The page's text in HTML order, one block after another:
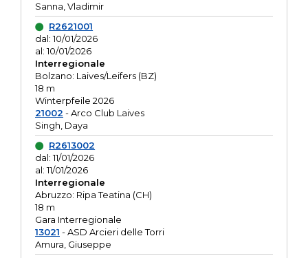
Sanna, Vladimir
R2621001
dal: 10/01/2026
al: 10/01/2026
Interregionale
Bolzano: Laives/Leifers (BZ)
18 m
Winterpfeile 2026
21002 - Arco Club Laives
Singh, Daya
R2613002
dal: 11/01/2026
al: 11/01/2026
Interregionale
Abruzzo: Ripa Teatina (CH)
18 m
Gara Interregionale
13021 - ASD Arcieri delle Torri
Amura, Giuseppe